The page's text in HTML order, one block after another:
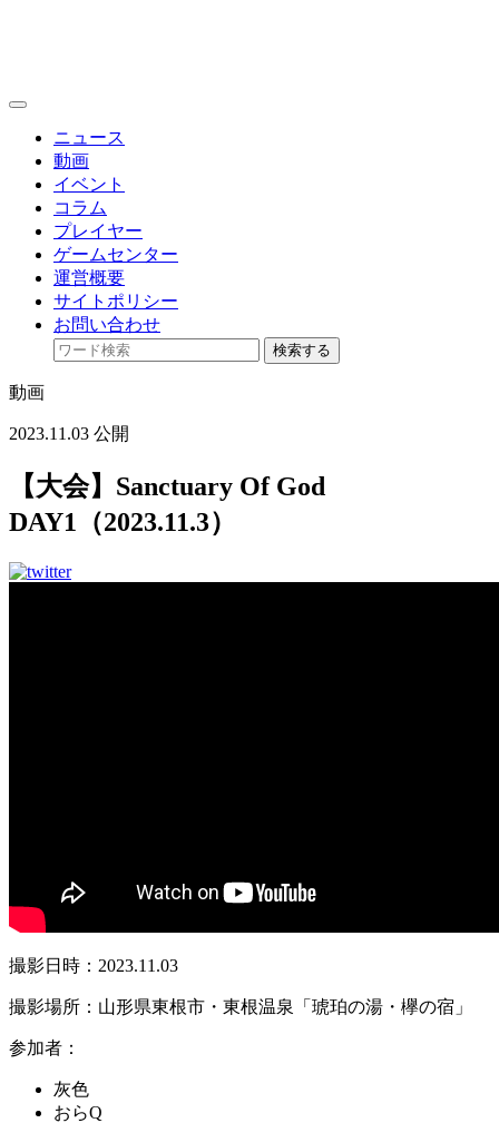
toggle
ニュース
動画
イベント
コラム
プレイヤー
ゲームセンター
運営概要
サイトポリシー
お問い合わせ
検索する
動画
2023.11.03 公開
【大会】Sanctuary Of God
DAY1（2023.11.3）
撮影日時：2023.11.03
撮影場所：山形県東根市・東根温泉「琥珀の湯・欅の宿」
参加者：
灰色
おらQ